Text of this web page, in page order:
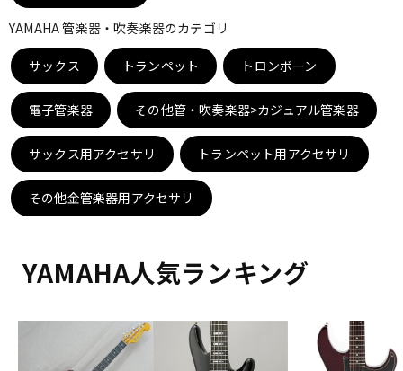
配信/ライブ機器 楽器アクセサリ
中古 ヴィンテージ
YAMAHA 管楽器・吹奏楽器のカテゴリ
サックス トランペット トロンボーン
電子管楽器 その他管・吹奏楽器>カジュアル管楽器
サックス用アクセサリ トランペット用アクセサリ
その他金管楽器用アクセサリ
YAMAHA人気ランキング